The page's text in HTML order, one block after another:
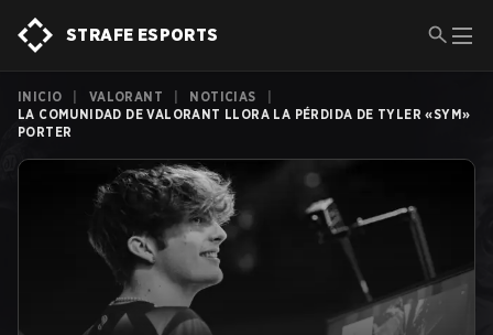
STRAFE ESPORTS
INICIO VALORANT NOTICIAS
LA COMUNIDAD DE VALORANT LLORA LA PÉRDIDA DE TYLER «SYM»
PORTER